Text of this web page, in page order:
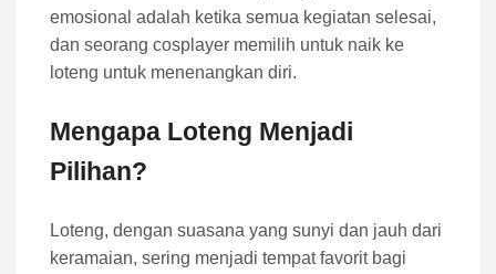
emosional adalah ketika semua kegiatan selesai,
dan seorang cosplayer memilih untuk naik ke
loteng untuk menenangkan diri.
Mengapa Loteng Menjadi
Pilihan?
Loteng, dengan suasana yang sunyi dan jauh dari
keramaian, sering menjadi tempat favorit bagi